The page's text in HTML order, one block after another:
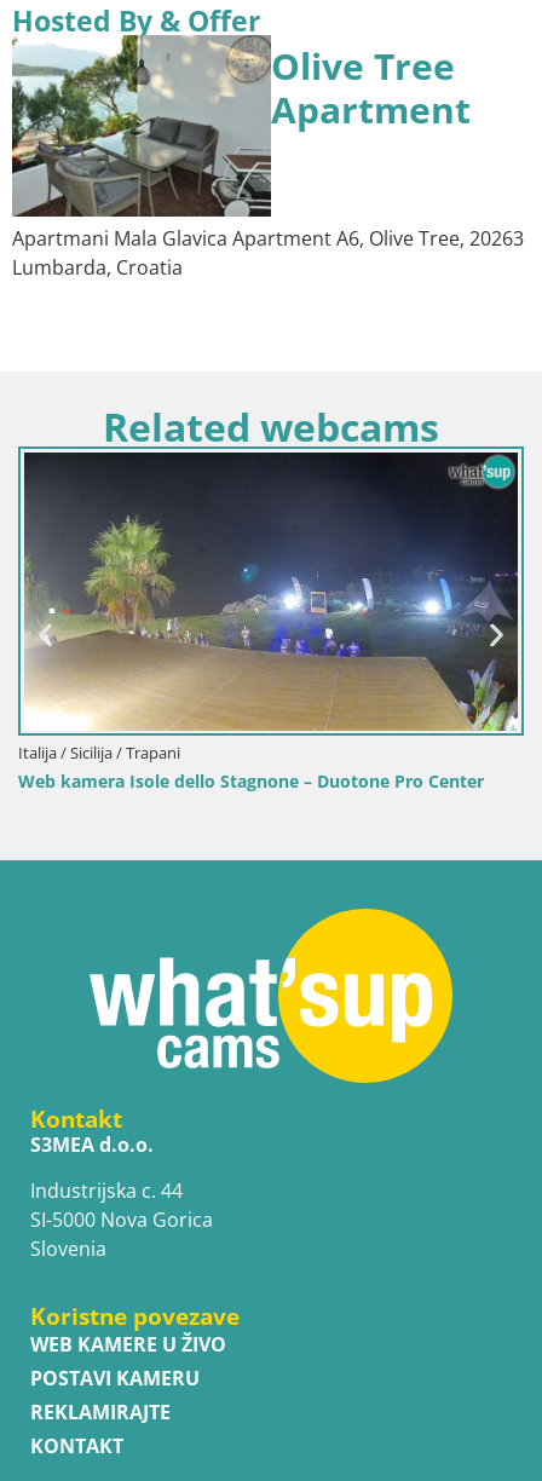
Hosted By & Offer
Olive Tree
Apartment
Apartmani Mala Glavica Apartment A6, Olive Tree, 20263
Lumbarda, Croatia
Related webcams
– Duotone Pro Center
Web kamera Terza
plažu
Kontakt
S3MEA d.o.o.
Industrijska c. 44
SI-5000 Nova Gorica
Slovenia
Koristne povezave
WEB KAMERE U ŽIVO
POSTAVI KAMERU
REKLAMIRAJTE
KONTAKT